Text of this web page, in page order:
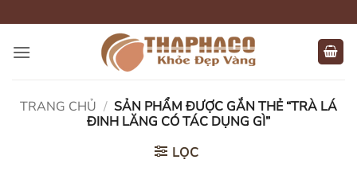
qua
nội
TRANG CHỦ / SẢN PHẨM ĐƯỢC GẮN THẺ “TRÀ LÁ
ĐINH LĂNG CÓ TÁC DỤNG GÌ”
LỌC